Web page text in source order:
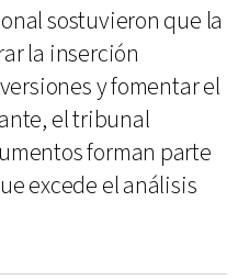
sostuvieron que la
la inserción
y fomentar el
el tribunal
forman parte
excede el análisis